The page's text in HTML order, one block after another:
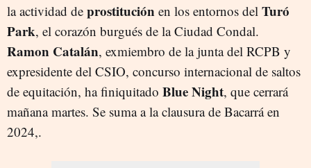
la actividad de prostitución en los entornos del Turó
Park, el corazón burgués de la Ciudad Condal.
Ramon Catalán, exmiembro de la junta del RCPB y
expresidente del CSIO, concurso internacional de saltos
de equitación, ha finiquitado Blue Night, que cerrará
mañana martes. Se suma a la clausura de Bacarrá en
2024,.